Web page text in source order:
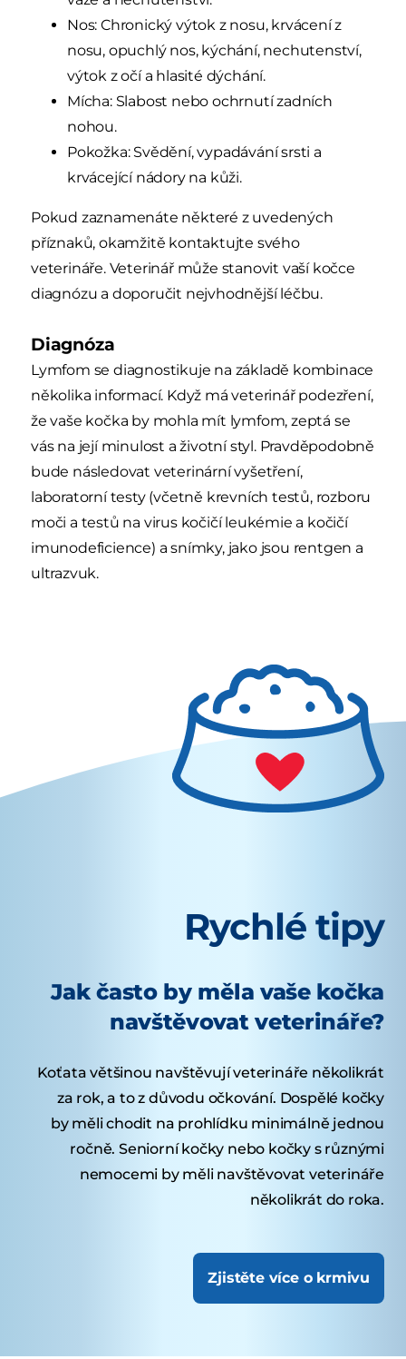
Nos: Chronický výtok z nosu, krvácení z
nosu, opuchlý nos, kýchání, nechutenství,
výtok z očí a hlasité dýchání.
Mícha: Slabost nebo ochrnutí zadních
nohou.
Pokožka: Svědění, vypadávání srsti a
krvácející nádory na kůži.
Pokud zaznamenáte některé z uvedených
příznaků, okamžitě kontaktujte svého
veterináře. Veterinář může stanovit vaší kočce
diagnózu a doporučit nejvhodnější léčbu.
Diagnóza
Lymfom se diagnostikuje na základě kombinace
několika informací. Když má veterinář podezření,
že vaše kočka by mohla mít lymfom, zeptá se
vás na její minulost a životní styl. Pravděpodobně
bude následovat veterinární vyšetření,
laboratorní testy (včetně krevních testů, rozboru
moči a testů na virus kočičí leukémie a kočičí
imunodeficience) a snímky, jako jsou rentgen a
ultrazvuk.
Rychlé tipy
Jak často by měla vaše kočka
navštěvovat veterináře?
Koťata většinou navštěvují veterináře několikrát
za rok, a to z důvodu očkování. Dospělé kočky
by měli chodit na prohlídku minimálně jednou
ročně. Seniorní kočky nebo kočky s různými
nemocemi by měli navštěvovat veterináře
několikrát do roka.
Zjistěte více o krmivu